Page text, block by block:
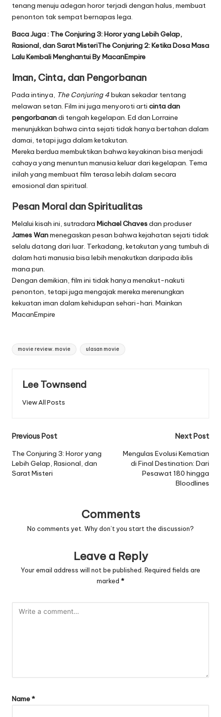
tenang menuju adegan horor terjadi dengan halus, membuat
penonton tak sempat bernapas lega.
Baca Juga : The Conjuring 3: Horor yang Lebih Gelap,
Rasional, dan Sarat MisteriThe Conjuring 2: Ketika Dosa Masa
Lalu Kembali MenghantuiByMacanEmpire
Iman, Cinta, dan Pengorbanan
Pada intinya, The Conjuring 4bukan sekadar tentang
melawan setan. Film ini juga menyoroti arti cinta dan
pengorbanandi tengah kegelapan. Ed dan Lorraine
menunjukkan bahwa cinta sejati tidak hanya bertahan dalam
damai, tetapi juga dalam ketakutan.
Mereka berdua membuktikan bahwa keyakinan bisa menjadi
cahaya yang menuntun manusia keluar dari kegelapan. Tema
inilah yang membuat film terasa lebih dalam secara
emosional dan spiritual.
Pesan Moral dan Spiritualitas
Melalui kisah ini, sutradara Michael Chavesdan produser
James Wanmenegaskan pesan bahwa kejahatan sejati tidak
selalu datang dari luar. Terkadang, ketakutan yang tumbuh di
dalam hati manusia bisa lebih menakutkan daripada iblis
mana pun.
Dengan demikian, film ini tidak hanya menakut-nakuti
penonton, tetapi juga mengajak mereka merenungkan
kekuatan iman dalam kehidupan sehari-hari. Mainkan
MacanEmpire
Tags:
movie review. movie ulasan movie
Lee Townsend
View All Posts
Post
navigation
Previous Post
The Conjuring 3: Horor yang
Lebih Gelap, Rasional, dan
Sarat Misteri
Next Post
Mengulas Evolusi Kematian
di Final Destination: Dari
Pesawat 180 hingga
Bloodlines
Comments
No comments yet. Why don’t you start the discussion?
Leave a Reply
Your email address will not be published. Required fields are
marked *
Name*